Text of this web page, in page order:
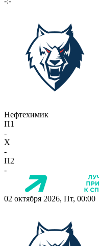
Нефтехимик
П1
-
X
-
П2
-
02 октября 2026, Пт, 00:00